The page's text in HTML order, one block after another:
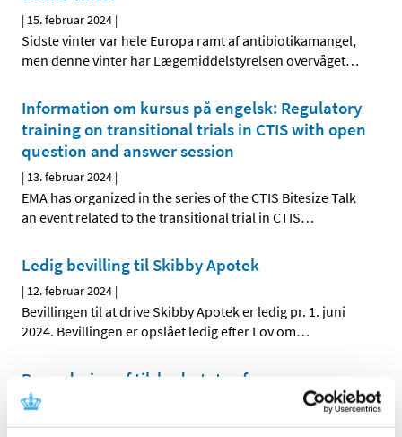
| 15. februar 2024 |
Sidste vinter var hele Europa ramt af antibiotikamangel,
men denne vinter har Lægemiddelstyrelsen overvåget…
Information om kursus på engelsk: Regulatory
training on transitional trials in CTIS with open
question and answer session
| 13. februar 2024 |
EMA has organized in the series of the CTIS Bitesize Talk
an event related to the transitional trial in CTIS…
Ledig bevilling til Skibby Apotek
| 12. februar 2024 |
Bevillingen til at drive Skibby Apotek er ledig pr. 1. juni
2024. Bevillingen er opslået ledig efter Lov om…
Revurdering af tilskudsstatus for
blodfortyndende medicin starter i foråret 2024
|12. februar 2024|